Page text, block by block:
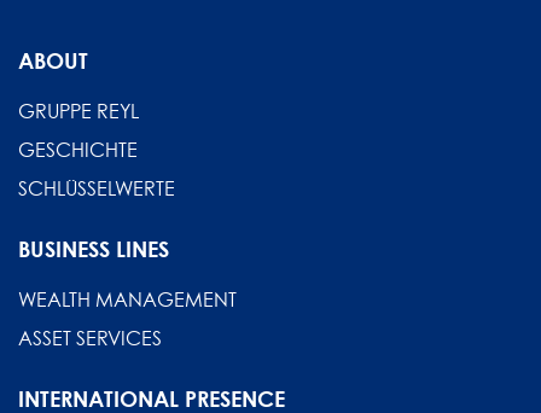
ABOUT
GRUPPE REYL
GESCHICHTE
SCHLÜSSELWERTE
BUSINESS LINES
WEALTH MANAGEMENT
ASSET SERVICES
INTERNATIONAL PRESENCE